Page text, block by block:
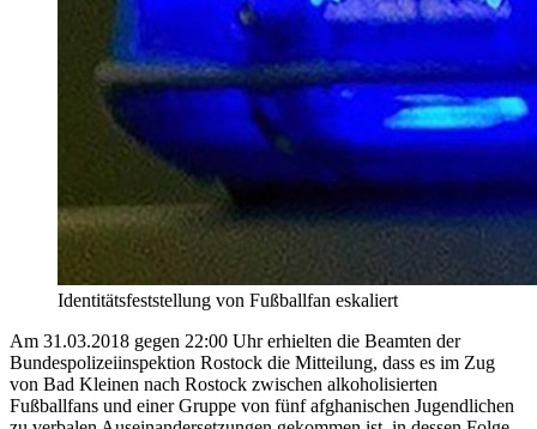
Identitätsfeststellung von Fußballfan eskaliert
Am 31.03.2018 gegen 22:00 Uhr erhielten die Beamten der
Bundespolizeiinspektion Rostock die Mitteilung, dass es im Zug
von Bad Kleinen nach Rostock zwischen alkoholisierten
Fußballfans und einer Gruppe von fünf afghanischen Jugendlichen